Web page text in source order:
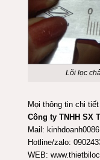
Lõi lọc
Mọi thông tin chi
Công ty TNHH SX
Mail:
Hotline/zalo:
WEB: